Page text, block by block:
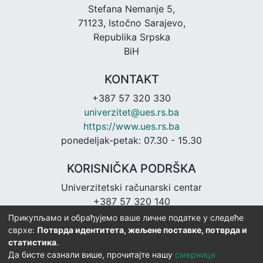
Stefana Nemanje 5,
71123, Istočno Sarajevo,
Republika Srpska
BiH
KONTAKT
+387 57 320 330
univerzitet@ues.rs.ba
https://www.ues.rs.ba
ponedeljak-petak: 07.30 - 15.30
KORISNIČKA PODRŠKA
Univerzitetski računarski centar
+387 57 320 140
urc@ues.rs.ba
https://urc.ues.rs.ba
Прикупљамо и обрађујемо ваше личне податке у следеће
сврхе: Потврда идентитета, жељене поставке, потврда и
статистика.
Да бисте сазнали више, прочитајте нашу смернице